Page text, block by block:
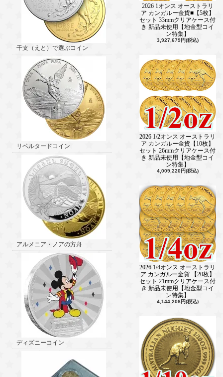
干支（えと）で選ぶコイン
リベルタードコイン
アルメニア・ノアの方舟
ディズニーコイン
2026 1オンス オーストラリ
ア カンガルー金貨■【5枚】
セット 33mmクリアケース付
き 新品未使用【地金型コイ
ン特集】
3,927,679円(税込)
2026 1/2オンス オーストラリ
ア カンガルー金貨【10枚】
セット 26mmクリアケース付
き 新品未使用【地金型コイ
ン特集】
4,009,220円(税込)
2026 1/4オンス オーストラリ
ア カンガルー金貨 【20枚】
セット 21mmクリアケース付
き 新品未使用【地金型コイ
ン特集】
4,144,208円(税込)